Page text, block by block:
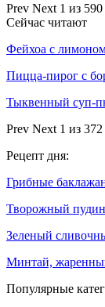
Prev Next 1 из 590
Сейчас читают
Фейхоа с
Пицца-пирог с
Тыквенный суп-
Prev Next 1 из 372
Рецепт дня:
Грибные
Творожный
Зеленый
Минтай,
Популярные